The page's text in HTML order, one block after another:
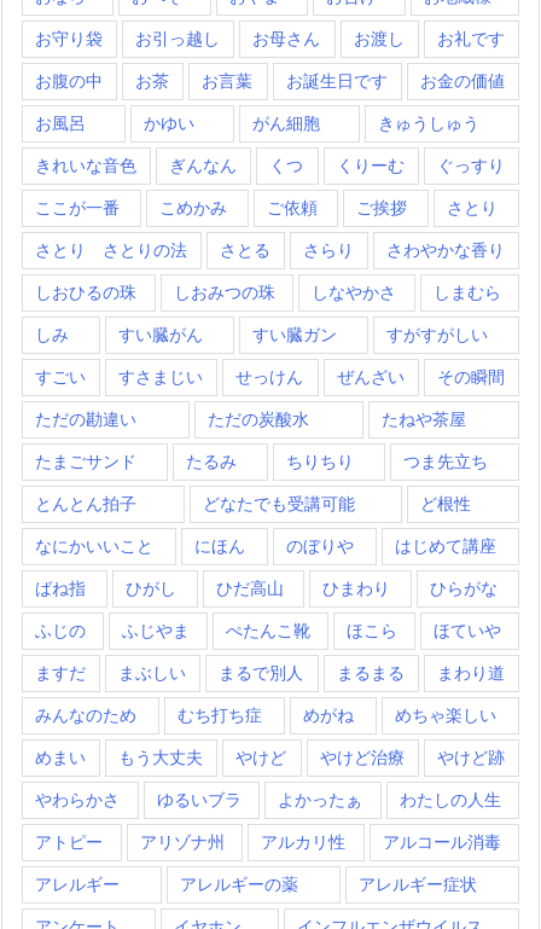
お守り袋 お引っ越し お母さん お渡し お礼です
お腹の中 お茶 お言葉 お誕生日です お金の価値
お風呂 かゆい がん細胞 きゅうしゅう
きれいな音色 ぎんなん くつ くりーむ ぐっすり
ここが一番 こめかみ ご依頼 ご挨拶 さとり
さとり さとりの法 さとる さらり さわやかな香り
しおひるの珠 しおみつの珠 しなやかさ しまむら
しみ すい臓がん すい臓ガン すがすがしい
すごい すさまじい せっけん ぜんざい その瞬間
ただの勘違い ただの炭酸水 たねや茶屋
たまごサンド たるみ ちりちり つま先立ち
とんとん拍子 どなたでも受講可能 ど根性
なにかいいこと にほん のぼりや はじめて講座
ばね指 ひがし ひだ高山 ひまわり ひらがな
ふじの ふじやま ぺたんこ靴 ほこら ほていや
ますだ まぶしい まるで別人 まるまる まわり道
みんなのため むち打ち症 めがね めちゃ楽しい
めまい もう大丈夫 やけど やけど治療 やけど跡
やわらかさ ゆるいブラ よかったぁ わたしの人生
アトピー アリゾナ州 アルカリ性 アルコール消毒
アレルギー アレルギーの薬 アレルギー症状